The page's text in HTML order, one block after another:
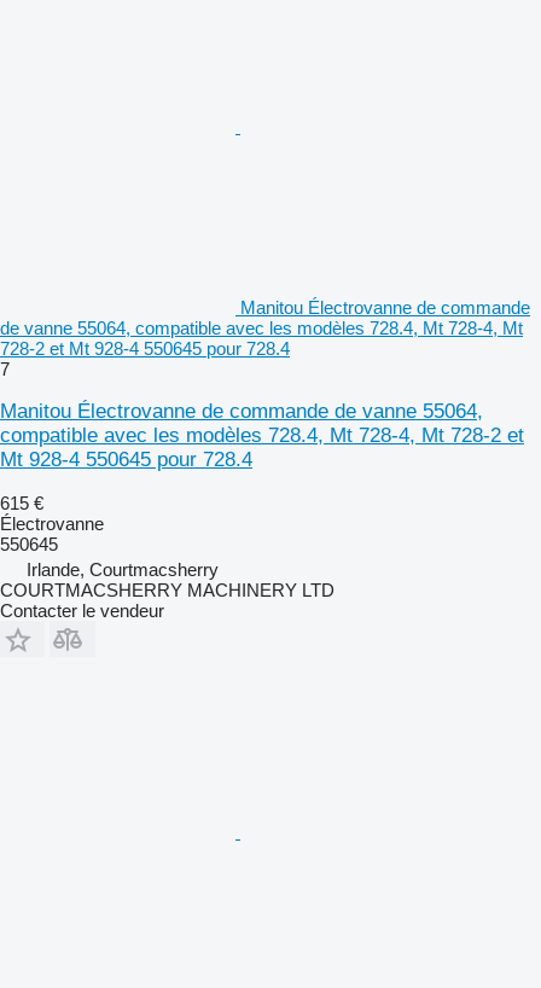
Manitou Électrovanne de commande
de vanne 55064, compatible avec les modèles 728.4, Mt 728-4, Mt
728-2 et Mt 928-4 550645 pour 728.4
7
Manitou Électrovanne de commande de vanne 55064,
compatible avec les modèles 728.4, Mt 728-4, Mt 728-2 et
Mt 928-4 550645 pour 728.4
615 €
Électrovanne
550645
Irlande, Courtmacsherry
COURTMACSHERRY MACHINERY LTD
Contacter le vendeur